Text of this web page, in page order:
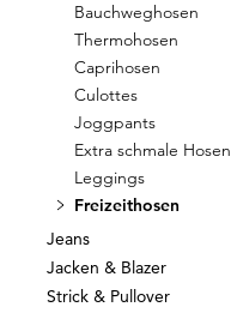
Bauchweghosen
Thermohosen
Caprihosen
Culottes
Joggpants
Extra schmale Hosen
Leggings
Freizeithosen
Jeans
Jacken & Blazer
Strick & Pullover